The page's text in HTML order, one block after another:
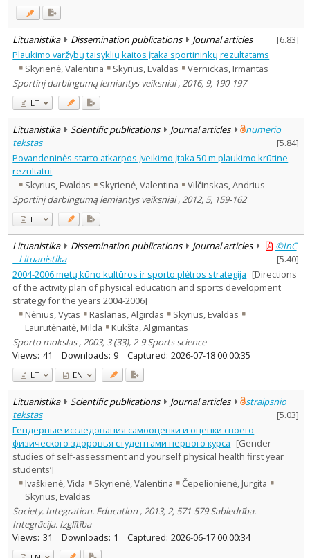
Text language
Country of publication
Historical periods
Lithuanian place names
Subject
Journal
Lituanistika Dissemination publications Journal articles [6.83]
Plaukimo varžybų taisyklių kaitos įtaka sportininkų rezultatams
Skyrienė, Valentina
Skyrius, Evaldas
Vernickas, Irmantas
Sportinį darbingumą lemiantys veiksniai , 2016, 9, 190-197
LT
Lituanistika Scientific publications Journal articles
numerio
tekstas
[5.84]
Povandeninės starto atkarpos įveikimo įtaka 50 m plaukimo krūtine
rezultatui
Skyrius, Evaldas
Skyrienė, Valentina
Vilčinskas, Andrius
Sportinį darbingumą lemiantys veiksniai , 2012, 5, 159-162
LT
Lituanistika Dissemination publications Journal articles
©InC
– Lituanistika
[5.40]
2004-2006 metų kūno kultūros ir sporto plėtros strategija [Directions
of the activity plan of physical education and sports development
strategy for the years 2004-2006]
Nėnius, Vytas
Raslanas, Algirdas
Skyrius, Evaldas
Laurutėnaitė, Milda
Kukšta, Algimantas
Sporto mokslas , 2003, 3 (33), 2-9 Sports science
Views: 41 Downloads: 9 Captured: 2026-07-18 00:00:35
LT EN
Lituanistika Scientific publications Journal articles
straipsnio
tekstas
[5.03]
Гендерные исследования самооценки и оценки своего
физического здоровья студентами первого курса [Gender
studies of self-assessment and yourself physical health first year
students’]
Ivaškienė, Vida
Skyrienė, Valentina
Čepelionienė, Jurgita
Skyrius, Evaldas
Society. Integration. Education , 2013, 2, 571-579 Sabiedrība.
Integrācija. Izglītība
Views: 31 Downloads: 1 Captured: 2026-06-17 00:00:34